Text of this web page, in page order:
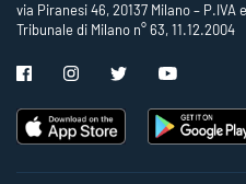
via Piranesi 46, 20137 Milano – P.IVA
Tribunale di Milano n° 63, 11.12.2004